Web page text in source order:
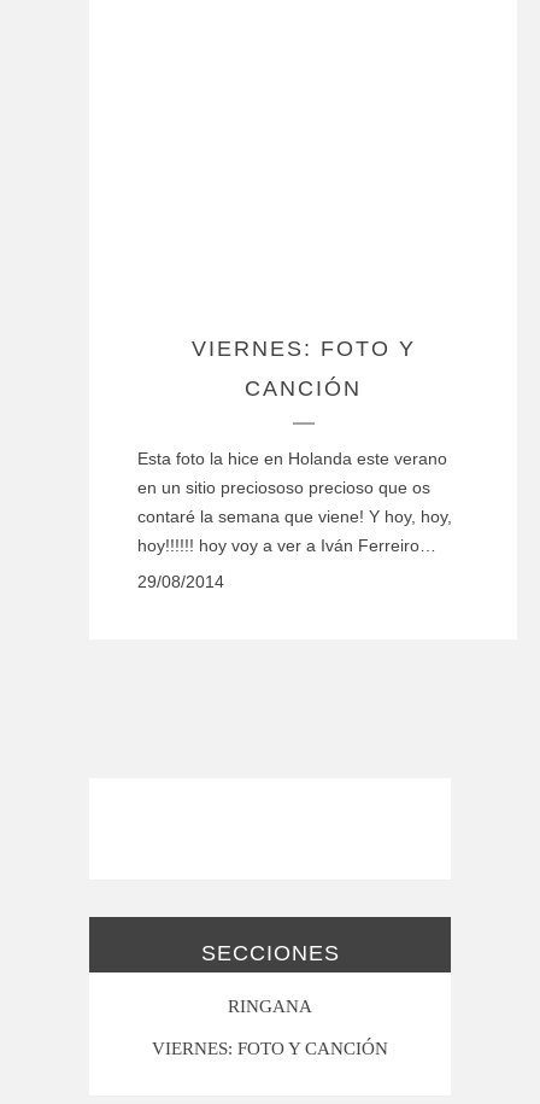
VIERNES: FOTO Y
CANCIÓN
Esta foto la hice en Holanda este verano
en un sitio preciososo precioso que os
contaré la semana que viene! Y hoy, hoy,
hoy!!!!!! hoy voy a ver a Iván Ferreiro…
29/08/2014
SECCIONES
RINGANA
VIERNES: FOTO Y CANCIÓN